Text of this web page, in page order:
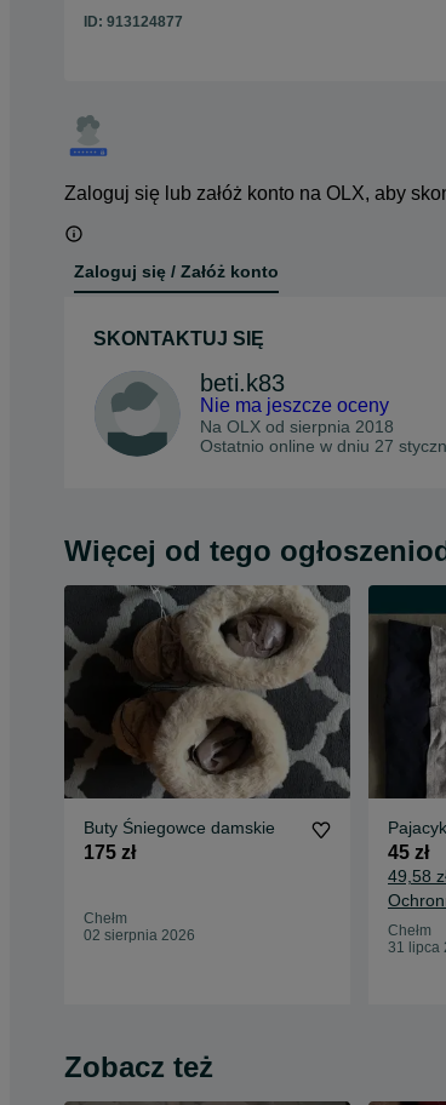
ID: 913124877
Zaloguj się lub załóż konto na OLX, aby
Zaloguj się / Załóż konto
SKONTAKTUJ SIĘ
beti.k83
Nie ma jeszcze oceny
Na OLX od sierpnia 2018
Ostatnio online w dniu 27
Więcej od tego
Buty Śniegowce damskie
175 zł
Chełm
02 sierpnia 2026
45 zł
49,58
Chełm
31 lipca
Zobacz też